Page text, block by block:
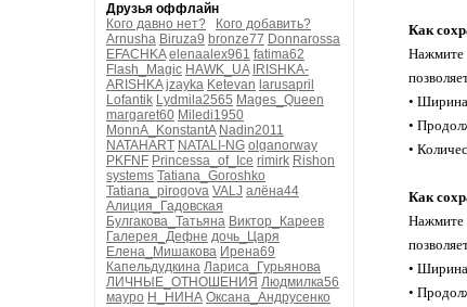
Друзья оффлайн
Кого давно нет?
Кого добавить?
Arnusha Biruza9 bronze77 Donnarossa
EFACHKA elenaalex961 fatima62
Flash_Magic HAWK_UA IRISHKA-
ARISHKA jzayka Ketevan larusapril
Lofantik Lydmila2565 Mages_Queen
margaret60 Miledi1950
MonnA_KonstantA Nadin2011
NATAHART NATALI-NG olganorway
PKFNF Princessa_of_Ice rimirk Rishon
systems Tatiana_Goroshko
Tatiana_pirogova VALJ алёна44
Алиция_Гадовская
Булгакова_Татьяна Виктор_Кареев
Галерея_Дефне дочь_Царя
Елена_Мишакова Ирена69
Капельдудкина Лариса_Гурьянова
ЛИЧНЫЕ_ОТНОШЕНИЯ Людмилка56
мауро Н_НИНА Оксана_Андрусенко
Как
Нажмите
• Ширина
•
•
Как
Нажмите
• Ширина
•